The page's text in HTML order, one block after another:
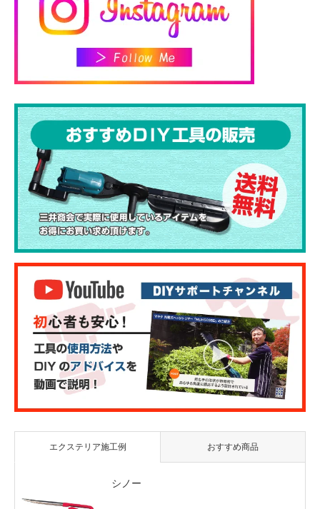
エクステリア施工例 おすすめ商品
シノー